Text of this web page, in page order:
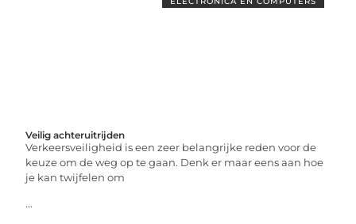
Veilig achteruitrijden
Verkeersveiligheid is een zeer belangrijke reden voor de
keuze om de weg op te gaan. Denk er maar eens aan hoe
je kan twijfelen om
...